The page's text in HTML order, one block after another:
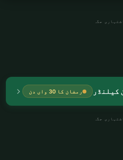
اشتہاری جگہ
رمضان کا 30 واں دن
اشتہاری جگہ